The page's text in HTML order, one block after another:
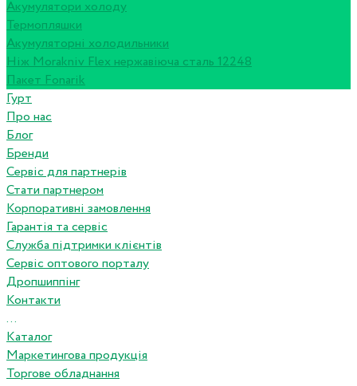
Акумулятори холоду
Термопляшки
Акумуляторні холодильники
Ніж Morakniv Flex нержавіюча сталь 12248
Пакет Fonarik
Гурт
Про нас
Блог
Бренди
Сервіс для партнерів
Стати партнером
Корпоративні замовлення
Гарантія та сервіс
Служба підтримки клієнтів
Сервіс оптового порталу
Дропшиппінг
Контакти
...
Каталог
Маркетингова продукція
Торгове обладнання